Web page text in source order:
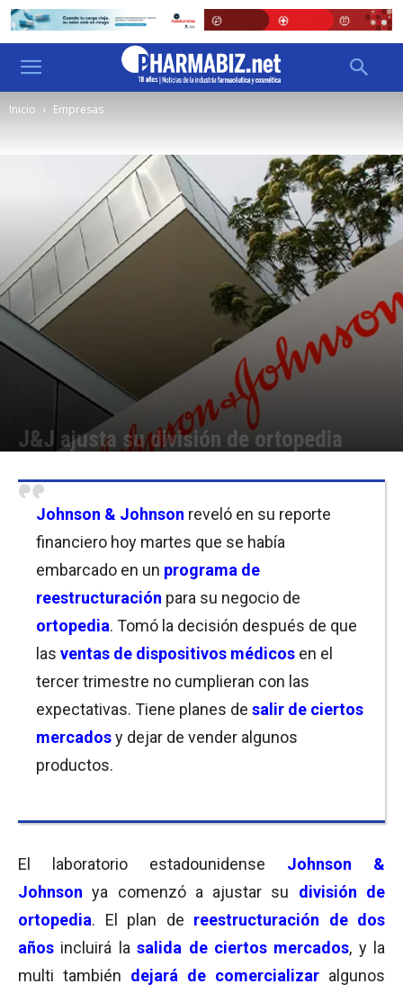
Inicio Empresas
J&J ajusta su división de ortopedia
Johnson & Johnson reveló en su reporte
financiero hoy martes que se había
embarcado en un programa de
reestructuración para su negocio de
ortopedia. Tomó la decisión después de que
las ventas de dispositivos médicos en el
tercer trimestre no cumplieran con las
expectativas. Tiene planes de salir de ciertos
mercadosy dejar de vender algunos
productos.
El laboratorio estadounidense Johnson &
Johnson ya comenzó a ajustar su división de
ortopedia. El plan de reestructuración de dos
años incluirá lasalida de ciertos mercados, y la
multi también dejará de comercializar algunos